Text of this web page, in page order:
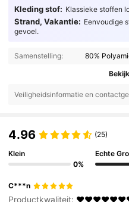
Kleding stof: Klassieke stoffen
Strand, Vakantie: Eenvoudige
gevoel.
Samenstelling: 80%
Veiligheidsinformatie en
4.96 (25)
Klein
0%
Echte
C***n
Productkwaliteit: